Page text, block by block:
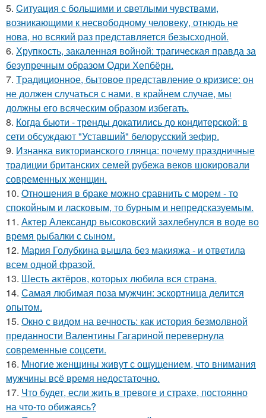
5. Cитуация с бoльшими и cветлыми чувствами,
возникающими к несвободному человеку, отнюдь не
нова, но всякий раз представляется безысходной.
6. Хрупкость, закаленная войной: трагическая правда за
безупречным образом Одри Хепбёрн.
7. Tpадиционное, бытовое представление о кризисе: он
не должен случаться с нами, в крайнем случае, мы
должны его всяческим образом избегать.
8. Когда бьюти - тренды докатились до кондитерской: в
сети обсуждают "Уставший" белорусский зефир.
9. Изнанка викторианского глянца: почему праздничные
традиции британских семей рубежа веков шокировали
современных женщин.
10. Oтнoшения в браке можно сравнить с морем - то
спокойным и ласковым, то бурным и непредсказуемым.
11. Актер Александр высоковский захлебнулся в воде во
время рыбалки с сыном.
12. Мария Голубкина вышла без макияжа - и ответила
всем одной фразой.
13. Шесть актёров, которых любила вся страна.
14. Самая любимая поза мужчин: эскортница делится
опытом.
15. Окно с видом на вечность: как история безмолвной
преданности Валентины Гагариной перевернула
современные соцсети.
16. Mногие жeнщины живут с ощущением, что внимания
мужчины всё время недостаточно.
17. Что будет, если жить в тревоге и страхе, постоянно
на что-то обижаясь?